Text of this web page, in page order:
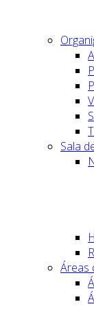
Sala
Áreas